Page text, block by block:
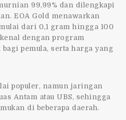
99,99% dan dilengkapi
EOA Gold menawarkan
dari 0,1 gram hingga 100
dengan program
pemula, serta harga yang
populer, namun jaringan
Antam atau UBS, sehingga
di beberapa daerah.